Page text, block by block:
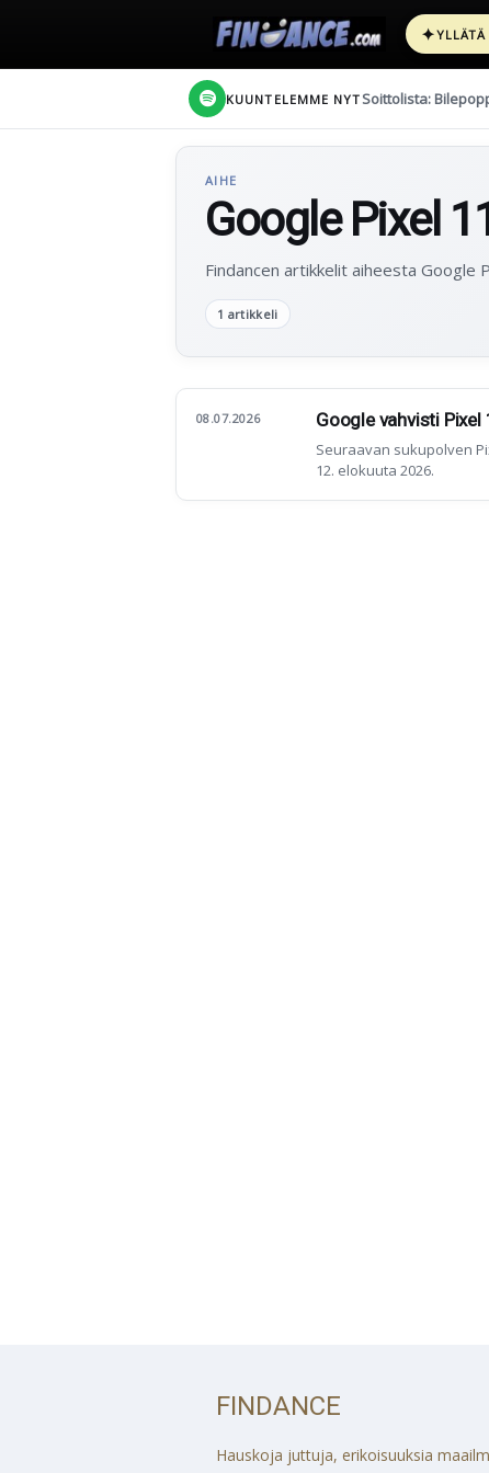
✦
KUUNTELEMME NYT Soittolista:
AIHE
Google Pixel
Findancen artikkelit aiheesta Google
1 artikkeli
08.07.2026 Google vahvisti
Seuraavan sukupolven
12. elokuuta 2026.
FINDANCE
Hauskoja juttuja, erikoisuuksia